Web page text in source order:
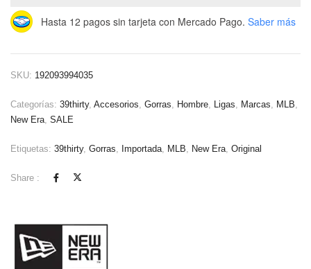
Hasta 12 pagos sin tarjeta con Mercado Pago. Saber más
SKU: 192093994035
Categorías: 39thirty, Accesorios, Gorras, Hombre, Ligas, Marcas, MLB,
New Era, SALE
Etiquetas: 39thirty, Gorras, Importada, MLB, New Era, Original
Share :